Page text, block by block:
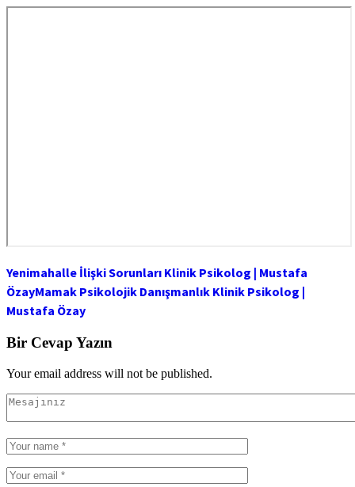
Yenimahalle İlişki Sorunları Klinik Psikolog | Mustafa
ÖzayMamak Psikolojik Danışmanlık Klinik Psikolog |
Mustafa Özay
Bir Cevap Yazın
Your email address will not be published.